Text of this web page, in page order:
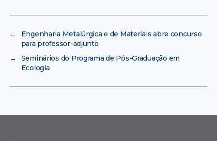
←
Engenharia Metalúrgica e de Materiais abre concurso
para professor-adjunto
→
Seminários do Programa de Pós-Graduação em
Ecologia